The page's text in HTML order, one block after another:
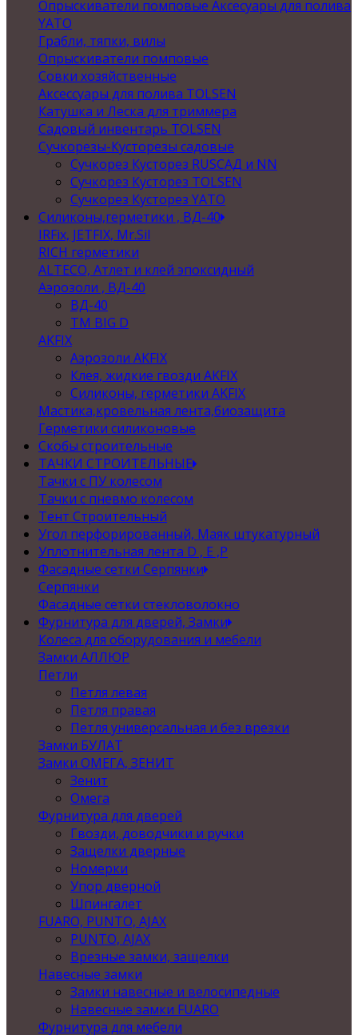
Опрыскиватели помповые Аксесуары для полива
YATO
Грабли, тяпки, вилы
Опрыскиватели помповые
Совки хозяйственные
Аксессуары для полива TOLSEN
Катушка и Леска для триммера
Садовый инвентарь TOLSEN
Сучкорезы-Кусторезы садовые
Сучкорез Кусторез RUSСАД и NN
Сучкорез Кусторез TOLSEN
Сучкорез Кусторез YATO
Силиконы,герметики , ВД-40
IRFix, JETFIX, Mr.Sil
RICH герметики
ALTECO, Атлет и клей эпоксидный
Аэрозоли , ВД-40
ВД-40
TM BIG D
AKFIX
Аэрозоли AKFIX
Клея, жидкие гвозди AKFIX
Силиконы, герметики AKFIX
Мастика,кровельная лента,биозащита
Герметики силиконовые
Скобы строительные
ТАЧКИ СТРОИТЕЛЬНЫЕ
Тачки с ПУ колесом
Тачки с пневмо колесом
Тент Строительный
Угол перфорированный, Маяк штукатурный
Уплотнительная лента D , Е ,P
Фасадные сетки Серпянки
Серпянки
Фасадные сетки стекловолокно
Фурнитура для дверей, Замки
Колеса для оборудования и мебели
Замки АЛЛЮР
Петли
Петля левая
Петля правая
Петля универсальная и без врезки
Замки БУЛАТ
Замки ОМЕГА, ЗЕНИТ
Зенит
Омега
Фурнитура для дверей
Гвозди, доводчики и ручки
Защелки дверные
Номерки
Упор дверной
Шпингалет
FUARO, PUNTO, AJAX
PUNTO, AJAX
Врезные замки, защелки
Навесные замки
Замки навесные и велосипедные
Навесные замки FUARO
Фурнитура для мебели